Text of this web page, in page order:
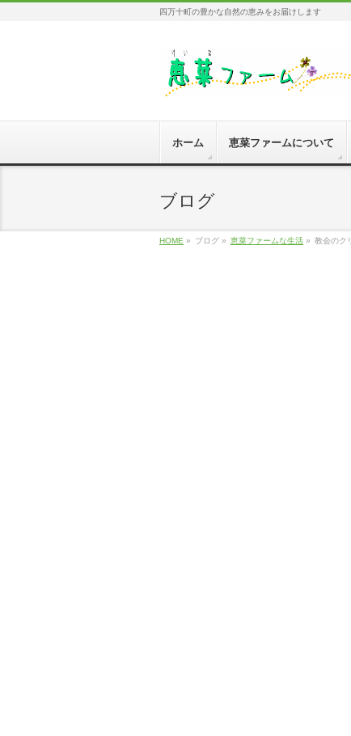
四万十町の豊かな自然の恵みをお届けします
ホーム 恵菜ファームについて
ブログ
HOME » ブログ » 恵菜ファームな生活 » 教会のク